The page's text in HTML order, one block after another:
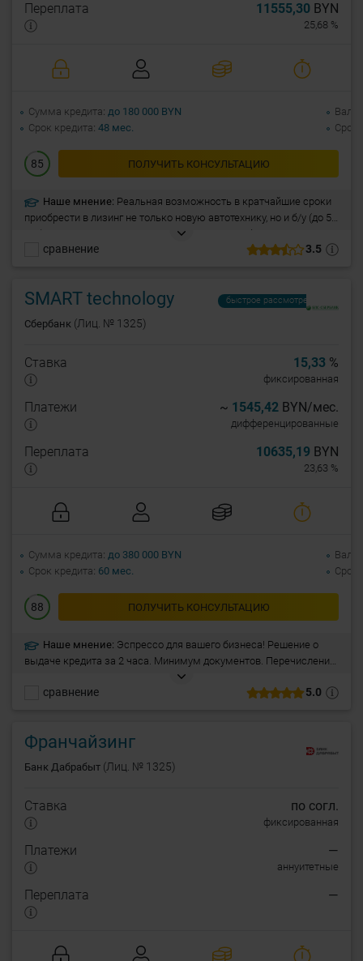
3.5
сравнение
Переплата 11555,30 BYN
25,68 %
85 ПОЛУЧИТЬ КОНСУЛЬТАЦИЮ
Сумма кредита до 180 000 BYN
Срок кредита 48 мес.
Срок
Наше мнение: Реальная возможность в кратчайшие сроки
приобрести в лизинг не только новую автотехнику, но и б/у (до 5
лет). Рассмотрение заявки в течение 1 дня и оформление
сделки в срок не более 3-х дней. Простой пакет документов.
SMART technology быстрое рассмотрение
Сбербанк (Лиц. № 1325)
5.0
сравнение
Ставка 15,33 %
фиксированная
Платежи ~ 1545,42 BYN/мес.
дифференцированные
Переплата 10635,19 BYN
23,63 %
88 ПОЛУЧИТЬ КОНСУЛЬТАЦИЮ
Сумма кредита до 380 000 BYN
Срок кредита 60 мес.
Срок
Наше мнение: Эспрессо для вашего бизнеса! Решение о
выдаче кредита за 2 часа. Минимум документов. Перечисление
денег сразу после подписания договора. Для юр. лиц и ИП.
Франчайзинг
Банк Дабрабыт (Лиц. № 1325)
Ставка по согл.
фиксированная
Платежи —
аннуитетные
Переплата —